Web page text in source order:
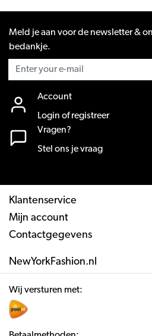
Meld je aan voor de newsletter &
bedankje.
Account
Login of registreer
Vragen?
Stel ons je vraag
Klantenservice
Mijn account
Contactgegevens
NewYorkFashion.nl
Wij versturen met: